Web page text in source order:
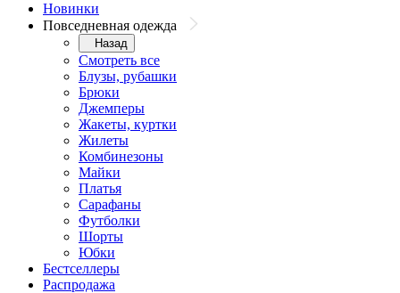
Новинки
Повседневная одежда
Назад
Смотреть все
Блузы, рубашки
Брюки
Джемперы
Жакеты, куртки
Жилеты
Комбинезоны
Майки
Платья
Сарафаны
Футболки
Шорты
Юбки
Бестселлеры
Распродажа